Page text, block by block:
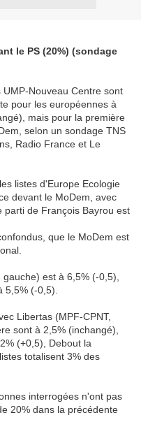
le PS (20%) (sondage
UMP-Nouveau Centre sont
pour les européennes à
mais pour la première
selon un sondage TNS
Radio France et Le
listes d'Europe Ecologie
devant le MoDem, avec
parti de François Bayrou est
que le MoDem est
est à 6,5% (-0,5),
5,5% (-0,5).
Libertas (MPF-CPNT,
sont à 2,5% (inchangé),
(+0,5), Debout la
totalisent 3% des
interrogées n'ont pas
20% dans la précédente